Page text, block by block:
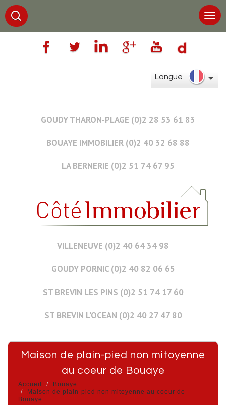
Langue
GOUDY THARON-PLAGE (0)2 28 53 61 83
BOUAYE IMMOBILIER (0)2 40 32 68 88
LA BERNERIE (0)2 51 74 67 95
VILLENEUVE (0)2 40 64 34 98
GOUDY PORNIC (0)2 40 82 06 65
ST BREVIN LES PINS (0)2 51 74 17 60
ST BREVIN L'OCEAN (0)2 40 27 47 80
Maison de plain-pied non mitoyenne
au coeur de Bouaye
Accueil
Bouaye
Maison de plain-pied non mitoyenne au coeur de
Bouaye